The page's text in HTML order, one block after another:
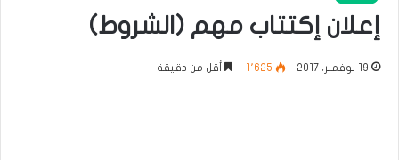
إعلان إكتتاب مهم (الشروط)
19 نوفمبر، 2017 1٬625 أقل من دقيقة